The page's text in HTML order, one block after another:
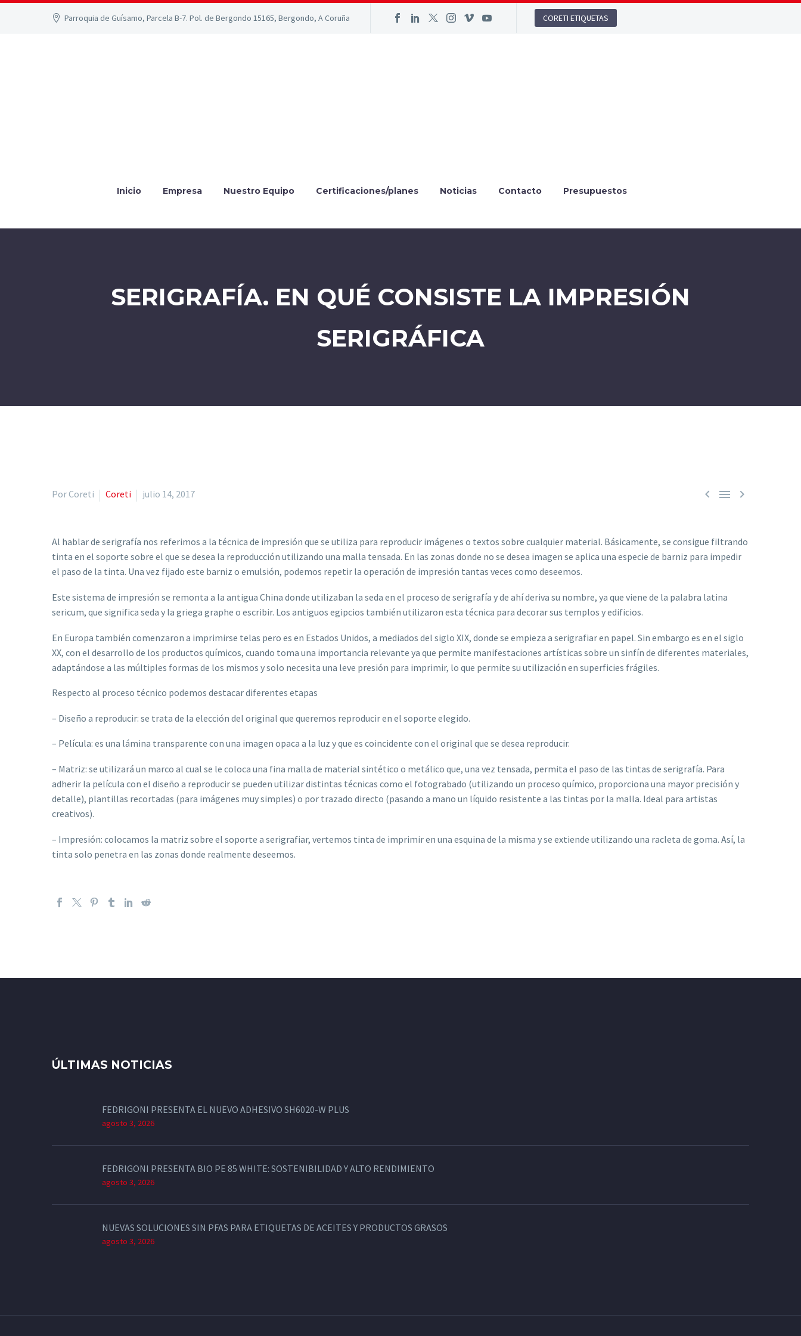
Parroquia de Guísamo, Parcela B-7. Pol. de Bergondo 15165, Bergondo, A Coruña CORETI ETIQUETAS
Inicio Empresa Nuestro Equipo Certificaciones/planes Noticias Contacto Presupuestos
SERIGRAFÍA. EN QUÉ CONSISTE LA IMPRESIÓN
SERIGRÁFICA
  
Por Coreti Coreti julio 14, 2017
Al hablar de serigrafía nos referimos a la técnica de impresión que se utiliza para reproducir imágenes o textos sobre cualquier material. Básicamente, se consigue filtrando
tinta en el soporte sobre el que se desea la reproducción utilizando una malla tensada. En las zonas donde no se desea imagen se aplica una especie de barniz para impedir
el paso de la tinta. Una vez fijado este barniz o emulsión, podemos repetir la operación de impresión tantas veces como deseemos.
Este sistema de impresión se remonta a la antigua China donde utilizaban la seda en el proceso de serigrafía y de ahí deriva su nombre, ya que viene de la palabra latina
sericum, que significa seda y la griega graphe o escribir. Los antiguos egipcios también utilizaron esta técnica para decorar sus templos y edificios.
En Europa también comenzaron a imprimirse telas pero es en Estados Unidos, a mediados del siglo XIX, donde se empieza a serigrafiar en papel. Sin embargo es en el siglo
XX, con el desarrollo de los productos químicos, cuando toma una importancia relevante ya que permite manifestaciones artísticas sobre un sinfín de diferentes materiales,
adaptándose a las múltiples formas de los mismos y solo necesita una leve presión para imprimir, lo que permite su utilización en superficies frágiles.
Respecto al proceso técnico podemos destacar diferentes etapas
– Diseño a reproducir: se trata de la elección del original que queremos reproducir en el soporte elegido.
– Película: es una lámina transparente con una imagen opaca a la luz y que es coincidente con el original que se desea reproducir.
– Matriz: se utilizará un marco al cual se le coloca una fina malla de material sintético o metálico que, una vez tensada, permita el paso de las tintas de serigrafía. Para
adherir la película con el diseño a reproducir se pueden utilizar distintas técnicas como el fotograbado (utilizando un proceso químico, proporciona una mayor precisión y
detalle), plantillas recortadas (para imágenes muy simples) o por trazado directo (pasando a mano un líquido resistente a las tintas por la malla. Ideal para artistas
creativos).
– Impresión: colocamos la matriz sobre el soporte a serigrafiar, vertemos tinta de imprimir en una esquina de la misma y se extiende utilizando una racleta de goma. Así, la
tinta solo penetra en las zonas donde realmente deseemos.
ÚLTIMAS NOTICIAS
FEDRIGONI PRESENTA EL NUEVO ADHESIVO SH6020-W PLUS
agosto 3, 2026
FEDRIGONI PRESENTA BIO PE 85 WHITE: SOSTENIBILIDAD Y ALTO RENDIMIENTO
agosto 3, 2026
NUEVAS SOLUCIONES SIN PFAS PARA ETIQUETAS DE ACEITES Y PRODUCTOS GRASOS
agosto 3, 2026